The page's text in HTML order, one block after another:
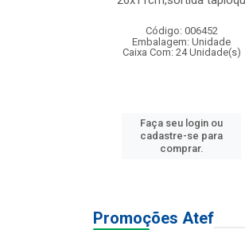
Código: 006452
Embalagem: Unidade
Caixa Com: 24 Unidade(s)
Faça seu login ou
cadastre-se para
comprar.
Promoções Atef